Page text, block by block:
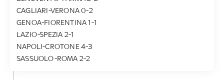
CAGLIARI-VERONA 0-2
GENOA-FIORENTINA 1-1
LAZIO-SPEZIA 2-1
NAPOLI-CROTONE 4-3
SASSUOLO-ROMA 2-2